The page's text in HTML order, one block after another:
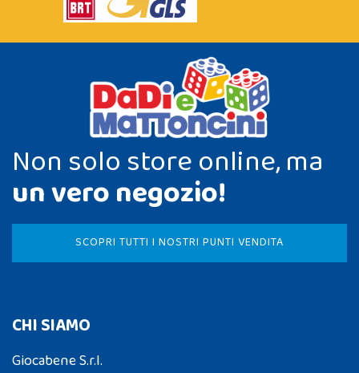
Non solo store online, ma
un vero negozio!
SCOPRI TUTTI I NOSTRI PUNTI VENDITA
CHI SIAMO
Giocabene S.r.l.